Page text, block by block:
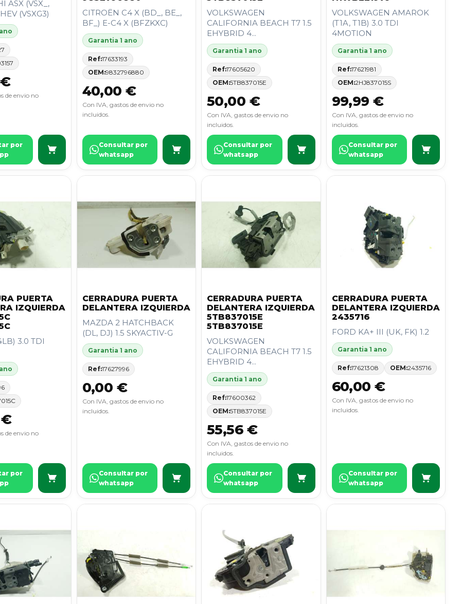
ASX (VSX_,
(VSXG3)
de envio no
por
CITROËN C4 X (BD_, BE_,
BF_) E-C4 X (BFZKXC)
Garantia 1 ano
Ref:17633193
OEM:9832796880
40,00 €
Con IVA, gastos de envio no
incluidos.
Consultar por
whatsapp
VOLKSWAGEN
CALIFORNIA BEACH T7 1.5
EHYBRID 4...
Garantia 1 ano
Ref:17605620
OEM:5TB837015E
50,00 €
Con IVA, gastos de envio no
incluidos.
Consultar por
whatsapp
VOLKSWAGEN AMAROK
(T1A, T1B) 3.0 TDI
4MOTION
Garantia 1 ano
Ref:17621981
OEM:2HJ837015S
99,99 €
Con IVA, gastos de envio no
incluidos.
Consultar por
whatsapp
PUERTA
IZQUIERDA
3.0 TDI
de envio no
por
CERRADURA PUERTA
DELANTERA IZQUIERDA
MAZDA 2 HATCHBACK
(DL, DJ) 1.5 SKYACTIV-G
Garantia 1 ano
Ref:17627996
0,00 €
Con IVA, gastos de envio no
incluidos.
Consultar por
whatsapp
CERRADURA PUERTA
DELANTERA IZQUIERDA
5TB837015E
5TB837015E
VOLKSWAGEN
CALIFORNIA BEACH T7 1.5
EHYBRID 4...
Garantia 1 ano
Ref:17600362
OEM:5TB837015E
55,56 €
Con IVA, gastos de envio no
incluidos.
Consultar por
whatsapp
CERRADURA PUERTA
DELANTERA IZQUIERDA
2435716
FORD KA+ III (UK, FK) 1.2
Garantia 1 ano
Ref:17621308 OEM:2435716
60,00 €
Con IVA, gastos de envio no
incluidos.
Consultar por
whatsapp